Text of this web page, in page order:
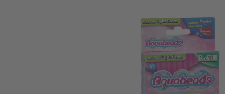
Zum Ende der Bildgalerie springen